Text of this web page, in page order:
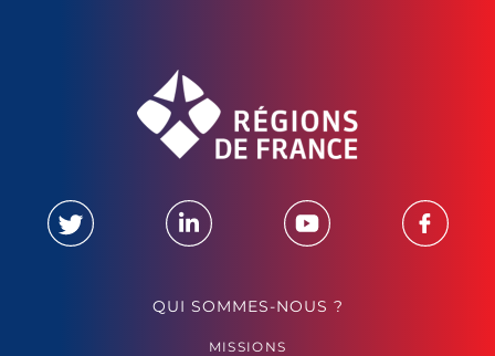
QUI SOMMES-NOUS ?
MISSIONS